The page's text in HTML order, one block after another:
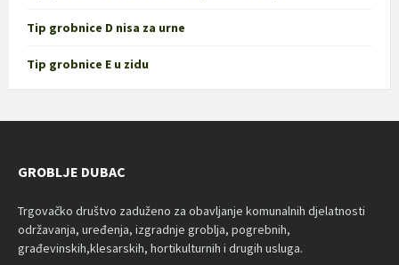
Tip grobnice D nisa za urne
Tip grobnice E u zidu
GROBLJE DUBAC
Trgovačko društvo zaduženo za obavljanje komunalnih djelatnosti
održavanja, uređenja, izgradnje groblja, pogrebnih,
građevinskih,klesarskih, hortikulturnih i drugih usluga.